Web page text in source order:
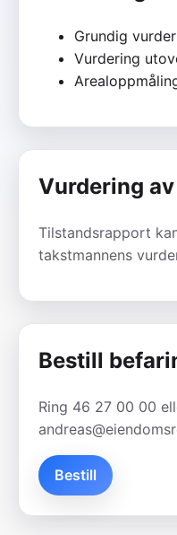
Grundig
Vurdering
Vurdering
Tilstandsrapport
takstmannens
Bestill
Ring 46 27 00 00
Bestill